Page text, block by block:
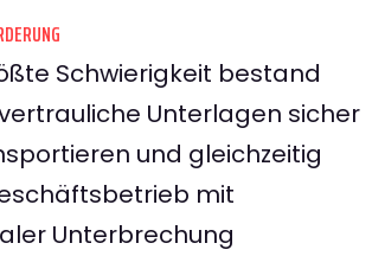
Schwierigkeit bestand
Unterlagen sicher
und gleichzeitig
mit
Unterbrechung